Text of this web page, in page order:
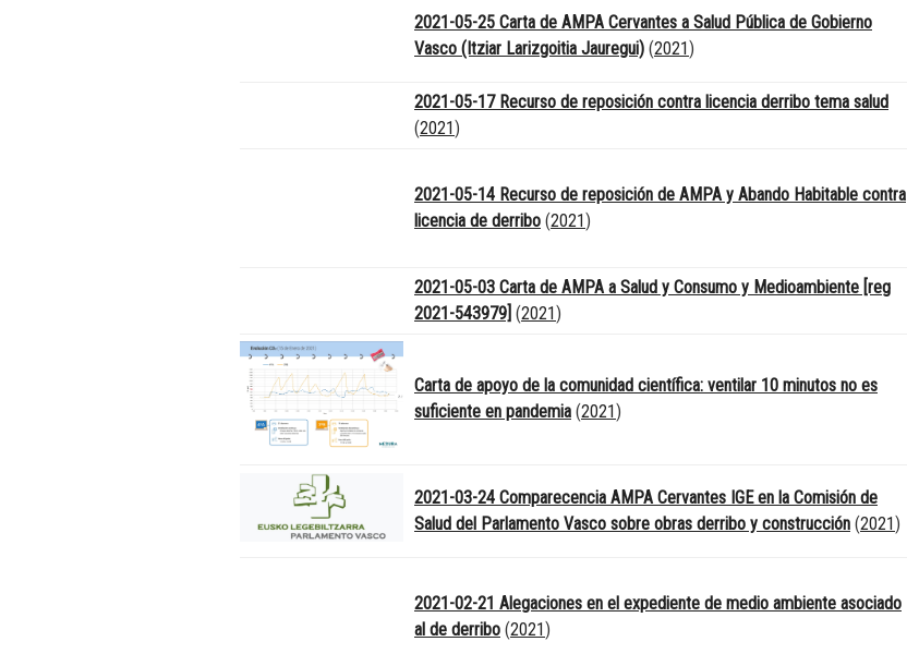
2021-05-25 Carta de AMPA Cervantes a Salud Pública de Gobierno
Vasco (Itziar Larizgoitia Jauregui) (2021)
2021-05-17 Recurso de reposición contra licencia derribo tema salud
(2021)
2021-05-14 Recurso de reposición de AMPA y Abando Habitable contra
licencia de derribo (2021)
2021-05-03 Carta de AMPA a Salud y Consumo y Medioambiente [reg
2021-543979] (2021)
Carta de apoyo de la comunidad científica: ventilar 10 minutos no es
suficiente en pandemia (2021)
2021-03-24 Comparecencia AMPA Cervantes IGE en la Comisión de
Salud del Parlamento Vasco sobre obras derribo y construcción (2021)
2021-02-21 Alegaciones en el expediente de medio ambiente asociado
al de derribo (2021)